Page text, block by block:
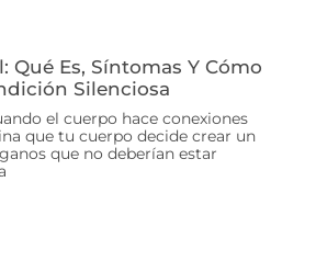
Qué Es, Síntomas Y Cómo
Silenciosa
el cuerpo hace conexiones
que tu cuerpo decide crear un
que no deberían estar